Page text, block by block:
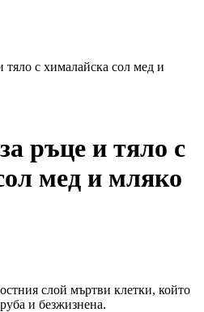
тяло с хималайска сол мед и
ръце и тяло с
мед и мляко
слой мъртви клетки, който
и безжизнена.